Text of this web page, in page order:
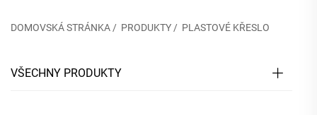
DOMOVSKÁ STRÁNKA / PRODUKTY / PLASTOVÉ KŘESLO
VŠECHNY PRODUKTY